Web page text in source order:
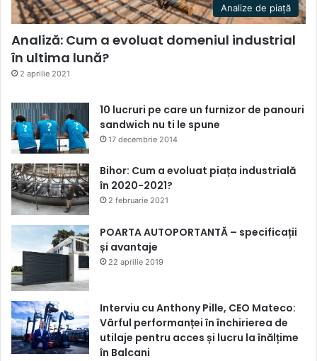
Analize de piață
Analiză: Cum a evoluat domeniul industrial
în ultima lună?
2 aprilie 2021
10 lucruri pe care un furnizor de panouri
sandwich nu ti le spune
17 decembrie 2014
Bihor: Cum a evoluat piața industrială
în 2020-2021?
2 februarie 2021
POARTA AUTOPORTANTĂ – specificații
și avantaje
22 aprilie 2019
Interviu cu Anthony Pille, CEO Mateco:
Vârful performanței în închirierea de
utilaje pentru acces și lucru la înălțime
în Balcani